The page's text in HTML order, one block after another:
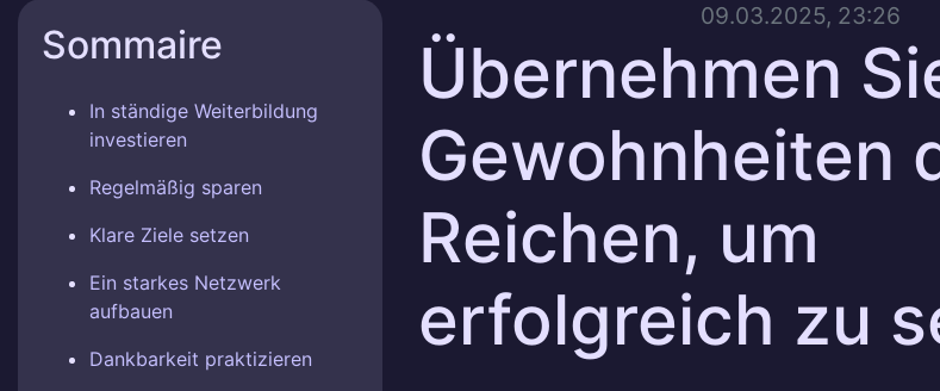
Sommaire
In ständige Weiterbildung
investieren
Regelmäßig sparen
Klare Ziele setzen
Ein starkes Netzwerk
aufbauen
Dankbarkeit praktizieren
09.03.2025, 23:26
Übernehmen
Gewohnheiten
Reichen, um
erfolgreich zu